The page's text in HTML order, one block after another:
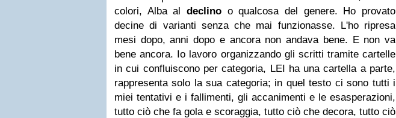
colori, Alba al declino o qualcosa del genere. Ho provato
decine di varianti senza che mai funzionasse. L'ho ripresa
mesi dopo, anni dopo e ancora non andava bene. E non va
bene ancora. Io lavoro organizzando gli scritti tramite cartelle
in cui confluiscono per categoria, LEI ha una cartella a parte,
rappresenta solo la sua categoria; in quel testo ci sono tutti i
miei tentativi e i fallimenti, gli accanimenti e le esasperazioni,
tutto ciò che fa gola e scoraggia, tutto ciò che decora, tutto ciò